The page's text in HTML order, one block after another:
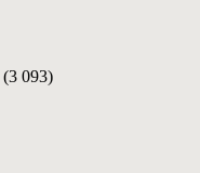
(3 093)